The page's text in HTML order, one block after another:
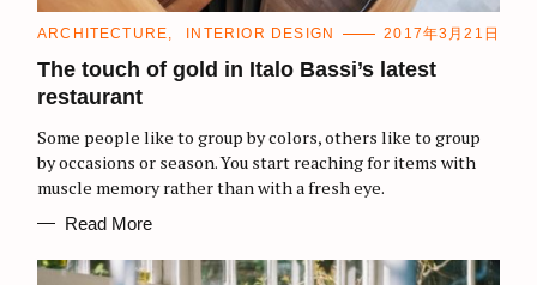
C
T
E
G
I
E
S
ARCHITECTURE INTERIOR DESIGN 2017年3月21日
The touch of gold in Italo Bassi’s latest
restaurant
Some people like to group by colors, others like to group
by occasions or season. You start reaching for items with
muscle memory rather than with a fresh eye.
Read More